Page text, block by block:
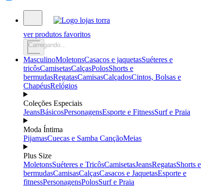
ver produtos favoritos
Carregando...
MasculinoMoletonsCasacos e jaquetasSuéteres e
tricôsCamisetasCalçasPolosShorts e
bermudasRegatasCamisasCalçadosCintos, Bolsas e
ChapéusRelógios
Coleções Especiais
JeansBásicosPersonagensEsporte e FitnessSurf e Praia
Moda Íntima
PijamasCuecas e Samba CançãoMeias
Plus Size
MoletonsSuéteres e TricôsCamisetasJeansRegatasShorts e
bermudasCamisasCalçasCasacos e JaquetasEsporte e
fitnessPersonagensPolosSurf e Praia